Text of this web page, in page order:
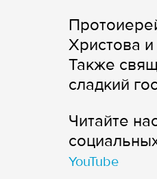
Христова
Также
сладкий
Читайте
YouTube